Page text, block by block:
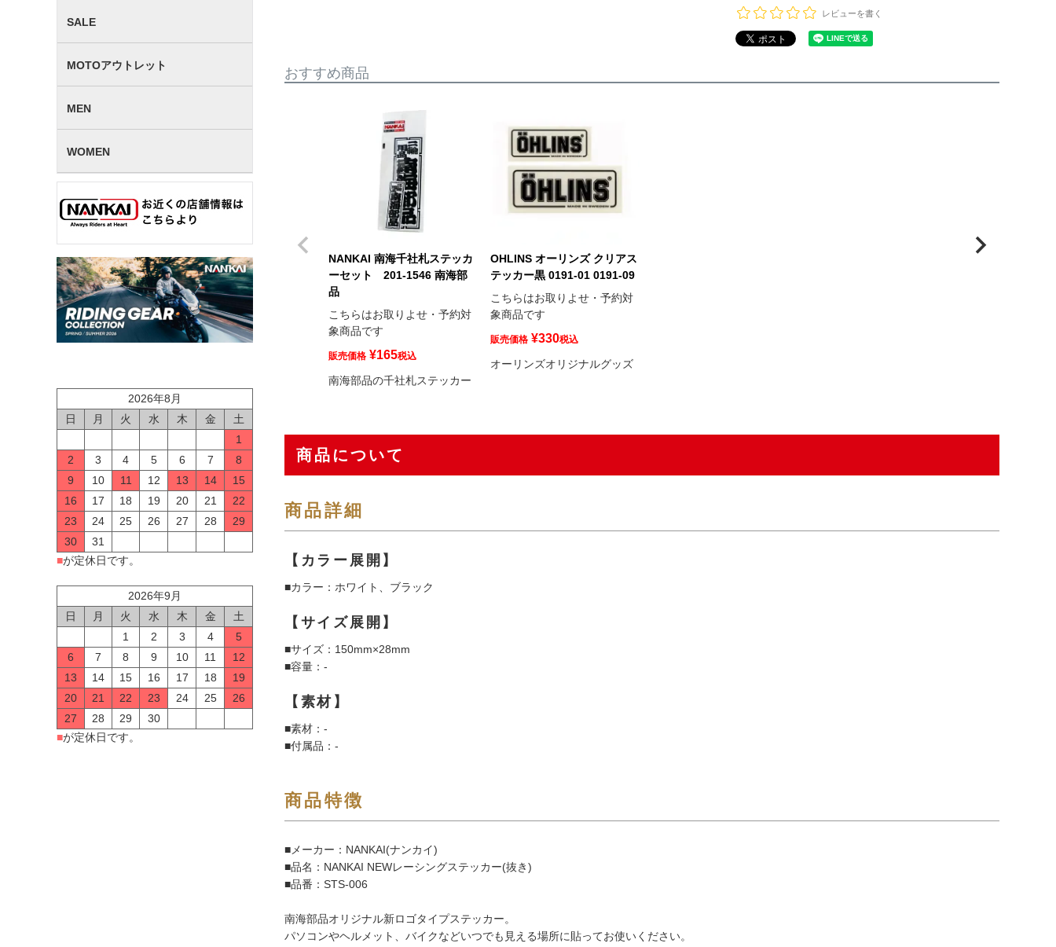
SALE
MOTOアウトレット
MEN
WOMEN
2026年8月
日
月 火 水 木 金
土
1
2
3 4 5 6 7
8
9
10 11 12 13 14
15
16
17 18 19 20 21
22
23
24 25 26 27 28
29
30
31
■が定休日です。
2026年9月
日
月 火 水 木 金
土
1
2 3 4
5
6
7 8 9 10 11
12
13
14 15 16 17 18
19
20
21 22 23 24 25
26
27
28 29
30
■が定休日です。
レビューを書く
おすすめ商品
NANKAI 南海千社札ステッカ
ーセット 201-1546 南海部
品
こちらはお取りよせ・予約対
象商品です
販売価格 ¥165税込
南海部品の千社札ステッカー
OHLINS オーリンズ クリアス
テッカー黒 0191-01 0191-09
こちらはお取りよせ・予約対
象商品です
販売価格 ¥330税込
オーリンズオリジナルグッズ
商品について
商品詳細
【カラー展開】
■カラー：ホワイト、ブラック
【サイズ展開】
■サイズ：150mm×28mm
■容量：-
【素材】
■素材：-
■付属品：-
商品特徴
■メーカー：NANKAI(ナンカイ)
■品名：NANKAI NEWレーシングステッカー(抜き)
■品番：STS-006
南海部品オリジナル新ロゴタイプステッカー。
パソコンやヘルメット、バイクなどいつでも見える場所に貼ってお使いください。